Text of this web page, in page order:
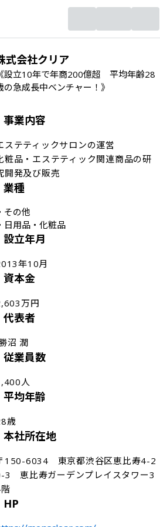
式会社クリア
《設立10年で年商200億超 平均年齢28
の急成長中ベンチャー！》
事業内容
ステティックサロンの運営
粧品・エステティック関連商品の研
開発及び販売
業種
その他
日用品・化粧品
設立年月
年10月
資本金
万円
代表者
沼 潤
従業員数
人
平均年齢
歳
本社所在地
150-6034　東京都渋谷区恵比寿4-2
3　恵比寿ガーデンプレイスタワー3
HP